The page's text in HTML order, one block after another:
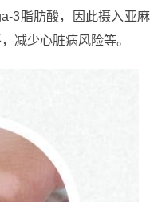
3脂肪酸，因此摄入亚麻
减少心脏病风险等。